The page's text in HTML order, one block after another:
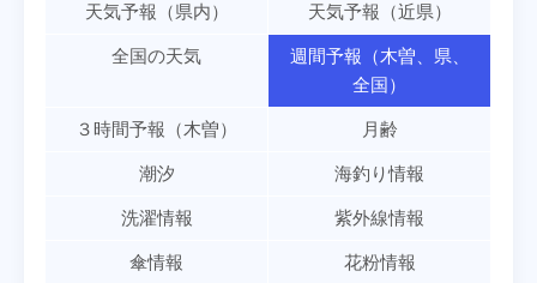
天気予報（県内） 天気予報（近県）
全国の天気
週間予報（木曽、県、
全国）
３時間予報（木曽） 月齢
潮汐 海釣り情報
洗濯情報 紫外線情報
傘情報 花粉情報